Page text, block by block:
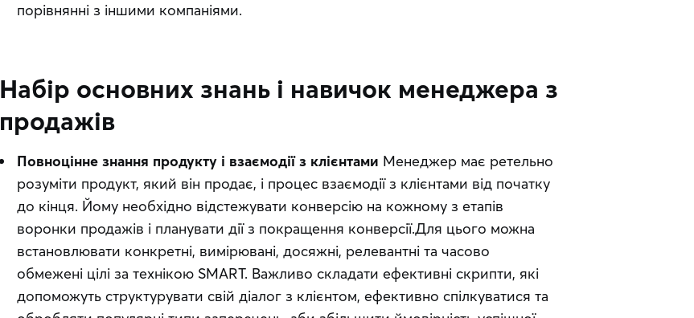
порівнянні з іншими компаніями.
Набір основних знань і навичок менеджера з
продажів
Повноцінне знання продукту і взаємодії з клієнтами Менеджер має ретельно
розуміти продукт, який він продає, і процес взаємодії з клієнтами від початку
до кінця. Йому необхідно відстежувати конверсію на кожному з етапів
воронки продажів і планувати дії з покращення конверсії.Для цього можна
встановлювати конкретні, вимірювані, досяжні, релевантні та часово
обмежені цілі за технікою SMART. Важливо складати ефективні скрипти, які
допоможуть структурувати свій діалог з клієнтом, ефективно спілкуватися та